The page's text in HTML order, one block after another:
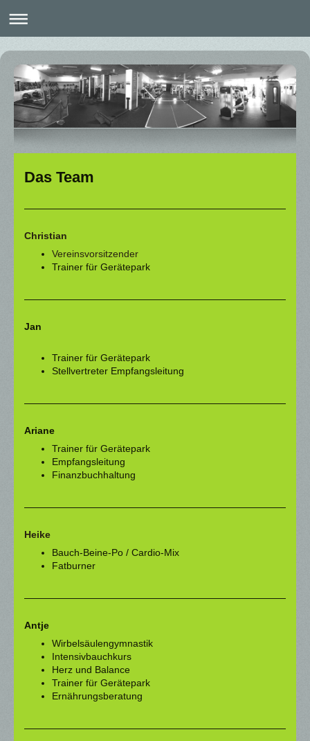
Das Team
Christian
Vereinsvorsitzender
Trainer für Gerätepark
Jan
Trainer für Gerätepark
Stellvertreter Empfangsleitung
Ariane
Trainer für Gerätepark
Empfangsleitung
Finanzbuchhaltung
Heike
Bauch-Beine-Po / Cardio-Mix
Fatburner
Antje
Wirbelsäulengymnastik
Intensivbauchkurs
Herz und Balance
Trainer für Gerätepark
Ernährungsberatung